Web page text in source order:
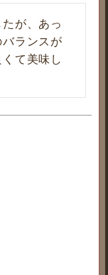
が、あっ
ランスが
て美味し